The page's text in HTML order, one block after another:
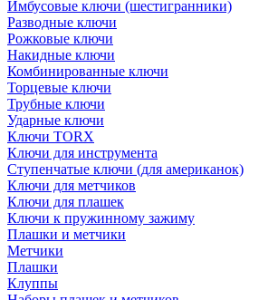
Имбусовые ключи (шестигранники)
Разводные ключи
Рожковые ключи
Накидные ключи
Комбинированные ключи
Торцевые ключи
Трубные ключи
Ударные ключи
Ключи TORX
Ключи для инструмента
Ступенчатые ключи (для американок)
Ключи для метчиков
Ключи для плашек
Ключи к пружинному зажиму
Плашки и метчики
Метчики
Плашки
Клуппы